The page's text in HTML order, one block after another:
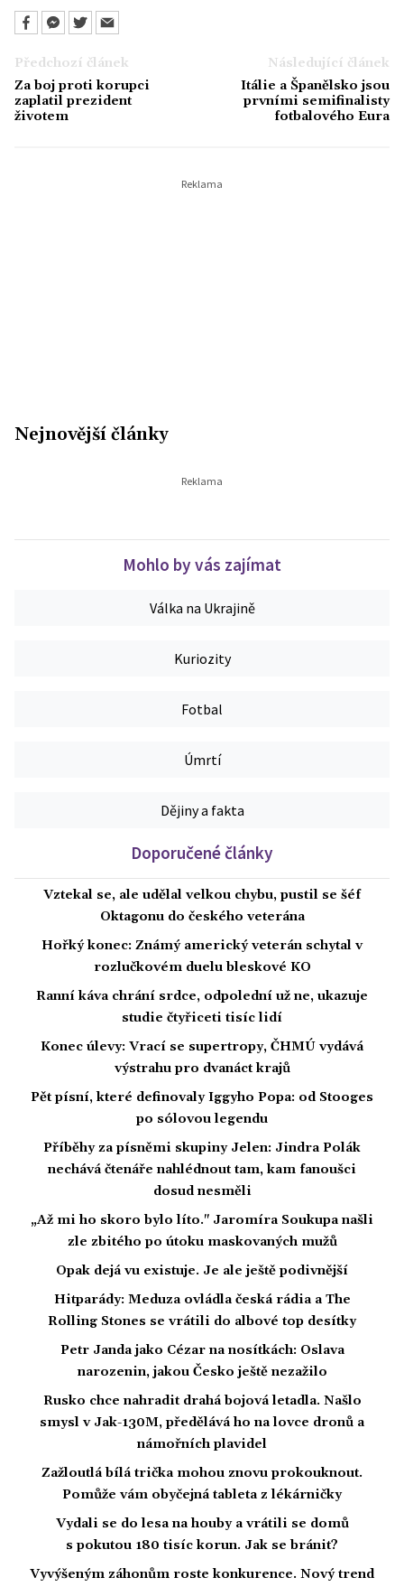
Předchozí článek
Za boj proti korupci
zaplatil prezident
životem
Následující článek
Itálie a Španělsko jsou
prvními semifinalisty
fotbalového Eura
Nejnovější články
Mohlo by vás zajímat
Válka na Ukrajině
Kuriozity
Fotbal
Úmrtí
Dějiny a fakta
Doporučené články
Vztekal se, ale udělal velkou chybu, pustil se šéf
Oktagonu do českého veterána
Hořký konec: Známý americký veterán schytal v
rozlučkovém duelu bleskové KO
Ranní káva chrání srdce, odpolední už ne, ukazuje
studie čtyřiceti tisíc lidí
Konec úlevy: Vrací se supertropy, ČHMÚ vydává
výstrahu pro dvanáct krajů
Pět písní, které definovaly Iggyho Popa: od Stooges
po sólovou legendu
Příběhy za písněmi skupiny Jelen: Jindra Polák
nechává čtenáře nahlédnout tam, kam fanoušci
dosud nesměli
„Až mi ho skoro bylo líto." Jaromíra Soukupa našli
zle zbitého po útoku maskovaných mužů
Opak dejá vu existuje. Je ale ještě podivnější
Hitparády: Meduza ovládla česká rádia a The
Rolling Stones se vrátili do albové top desítky
Petr Janda jako Cézar na nosítkách: Oslava
narozenin, jakou Česko ještě nezažilo
Rusko chce nahradit drahá bojová letadla. Našlo
smysl v Jak-130M, předělává ho na lovce dronů a
námořních plavidel
Zažloutlá bílá trička mohou znovu prokouknout.
Pomůže vám obyčejná tableta z lékárničky
Vydali se do lesa na houby a vrátili se domů
s pokutou 180 tisíc korun. Jak se bránit?
Vyvýšeným záhonům roste konkurence. Nový trend